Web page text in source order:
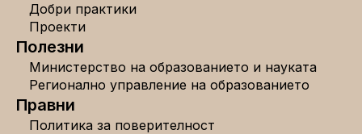
Добри практики
Проекти
Полезни
Министерство на образованието и науката
Регионално управление на образованието
Правни
Политика за поверителност